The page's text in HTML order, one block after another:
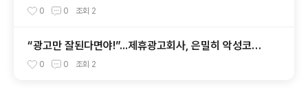
방관
0 0 조회 2
“광고만 잘된다면야!”...제휴광고회사, 은밀히 악성코드
허용
0 0 조회 2